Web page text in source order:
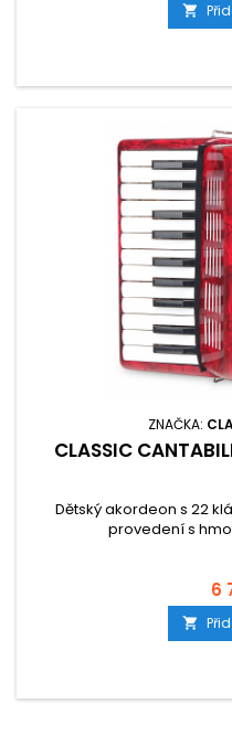

ZNAČKA:
CLASSIC
Dětský akordeon s 22
provedení s
6
